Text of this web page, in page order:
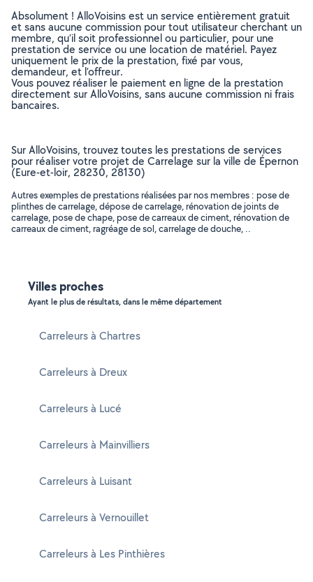
Absolument ! AlloVoisins est un service entièrement gratuit
et sans aucune commission pour tout utilisateur cherchant un
membre, qu’il soit professionnel ou particulier, pour une
prestation de service ou une location de matériel. Payez
uniquement le prix de la prestation, fixé par vous,
demandeur, et l’offreur.
Vous pouvez réaliser le paiement en ligne de la prestation
directement sur AlloVoisins, sans aucune commission ni frais
bancaires.
Sur AlloVoisins, trouvez toutes les prestations de services
pour réaliser votre projet de Carrelage sur la ville de Épernon
(Eure-et-loir, 28230, 28130)
Autres exemples de prestations réalisées par nos membres : pose de
plinthes de carrelage, dépose de carrelage, rénovation de joints de
carrelage, pose de chape, pose de carreaux de ciment, rénovation de
carreaux de ciment, ragréage de sol, carrelage de douche, ..
Villes proches
Ayant le plus de résultats, dans le même département
Carreleurs à Chartres
Carreleurs à Dreux
Carreleurs à Lucé
Carreleurs à Mainvilliers
Carreleurs à Luisant
Carreleurs à Vernouillet
Carreleurs à Les Pinthières